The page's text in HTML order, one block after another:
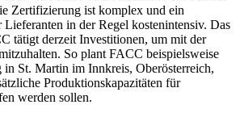
Zertifizierung ist komplex und ein
Lieferanten in der Regel kostenintensiv. Das
tätigt derzeit Investitionen, um mit der
So plant FACC beispielsweise
in St. Martin im Innkreis, Oberösterreich,
Produktionskapazitäten für
werden sollen.